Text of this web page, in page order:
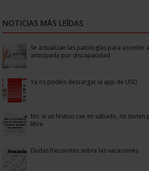
NOTICIAS MÁS LEÍDAS
Se actualizan las patologías para acceder
anticipada por discapacidad
Ya os podéis descargar la app de USO
No: si un festivo cae en sábado, no tienen
libre
Dudas frecuentes sobre las vacaciones